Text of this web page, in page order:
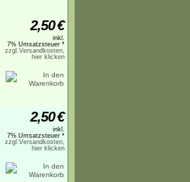
2,50€
inkl.
7% Umsatzsteuer *
zzgl.Versandkosten,
hier klicken
2,50€
inkl.
7% Umsatzsteuer *
zzgl.Versandkosten,
hier klicken